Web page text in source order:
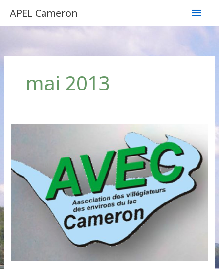
contenu
APEL Cameron
mai 2013
2013
/